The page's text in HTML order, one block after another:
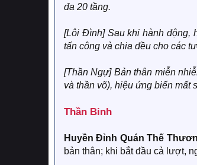
đa 20 tầng.
[Lôi Đình] Sau khi hành động,
tấn công và chia đều cho các
[Thần Ngự] Bản thân miễn
và thần võ), hiệu ứng biến mất
Thần Binh
Huyền Đỉnh Quán Thế
bản thân; khi bắt đầu cả lượt,